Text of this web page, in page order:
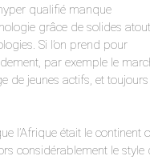
qualifié manque
grâce de solides
Si l’on prend pour
par exemple le
de jeunes actifs, et
l’Afrique était le continent
considérablement le style